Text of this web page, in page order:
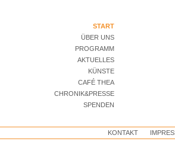
START
ÜBER UNS
PROGRAMM
AKTUELLES
KÜNSTE
CAFÉ THEA
CHRONIK&PRESSE
SPENDEN
KONTAKT